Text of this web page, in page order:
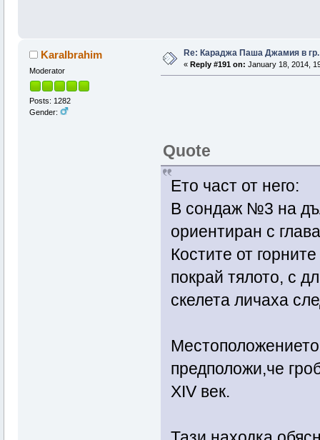
KaraIbrahim
Moderator
Posts: 1282
Gender:
Re: Караджа Паша Джамия в
« Reply #191 on: January 18, 2014,
Quote
Ето част от него:
В сондаж №3 на
ориентиран с
Костите от
покрай тялото, с
скелета личаха
предположи,че
ХІV век.